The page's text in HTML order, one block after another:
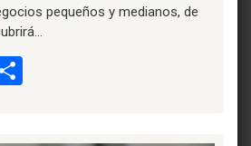
pequeños y medianos, de
Email